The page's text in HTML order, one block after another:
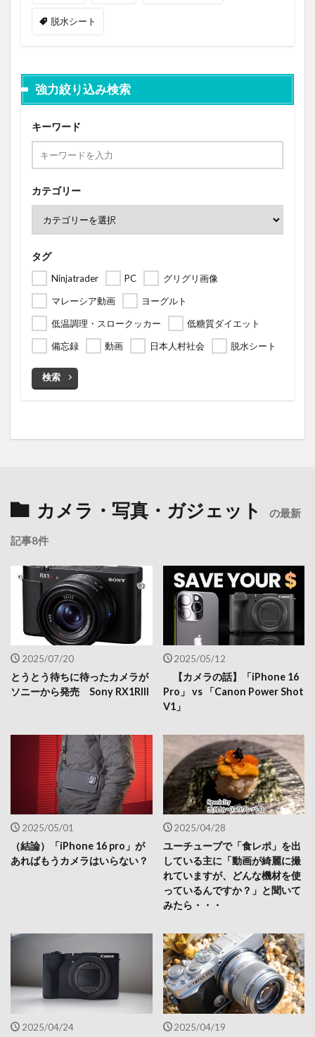
脱水シート
強力絞り込み検索
キーワード
カテゴリー
タグ
Ninjatrader PC
グリグリ画像
マレーシア動画
ヨーグルト
低温調理・スロークッカー
低糖質ダイエット
備忘録
動画 日本人村社会 脱水シート
検索
カメラ・写真・ガジェット の最新
記事8件
2025/07/20
とうとう待ちに待ったカメラが
ソニーから発売 Sony RX1RIII
2025/05/12
【カメラの話】「iPhone 16
Pro」 vs 「Canon Power Shot
V1」
2025/05/01
（結論）「iPhone 16 pro」が
あればもうカメラはいらない？
2025/04/28
ユーチューブで「食レポ」を出
している主に「動画が綺麗に撮
れていますが、どんな機材を使
っているんですか？」と聞いて
みたら・・・
2025/04/24 2025/04/19